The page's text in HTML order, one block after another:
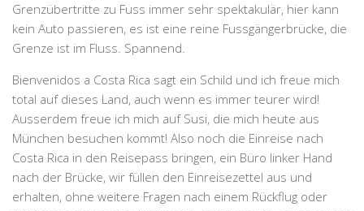
Grenzübertritte zu Fuss immer sehr spektakulär, hier kann
kein Auto passieren, es ist eine reine Fussgängerbrücke, die
Grenze ist im Fluss. Spannend.
Bienvenidos a Costa Rica sagt ein Schild und ich freue mich
total auf dieses Land, auch wenn es immer teurer wird!
Ausserdem freue ich mich auf Susi, die mich heute aus
München besuchen kommt! Also noch die Einreise nach
Costa Rica in den Reisepass bringen, ein Büro linker Hand
nach der Brücke, wir füllen den Einreisezettel aus und
erhalten, ohne weitere Fragen nach einem Rückflug oder